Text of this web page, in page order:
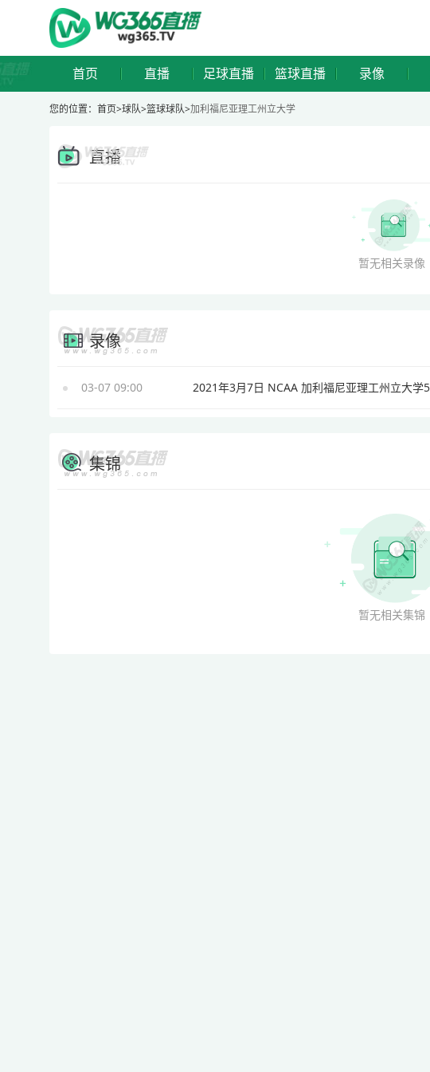
首页 直播 足球直播 篮球直播 录像
您的位置： 首页>球队>篮球球队>加利福尼亚理工州立大学
直播
暂无相关录像
录像
03-07 09:00
集锦
暂无相关集锦